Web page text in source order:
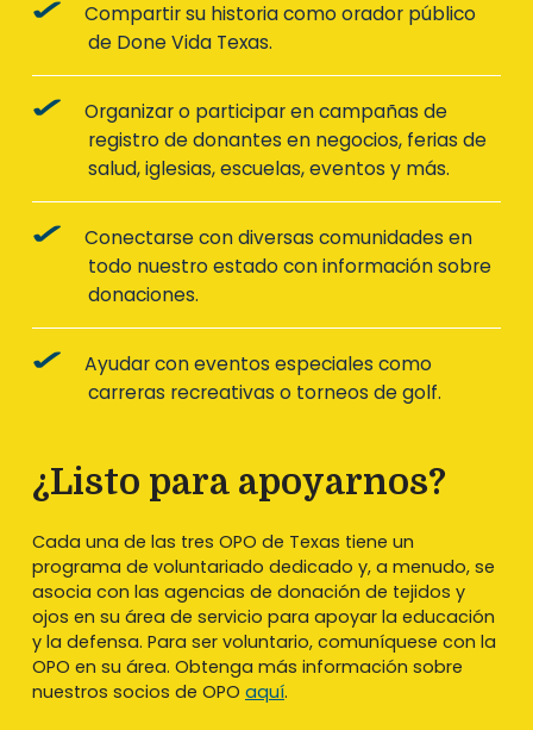
Compartir su historia como orador público
de Done Vida Texas.
Organizar o participar en campañas de
registro de donantes en negocios, ferias de
salud, iglesias, escuelas, eventos y más.
Conectarse con diversas comunidades en
todo nuestro estado con información sobre
donaciones.
Ayudar con eventos especiales como
carreras recreativas o torneos de golf.
¿Listo para apoyarnos?
Cada una de las tres OPO de Texas tiene un
programa de voluntariado dedicado y, a menudo, se
asocia con las agencias de donación de tejidos y
ojos en su área de servicio para apoyar la educación
y la defensa. Para ser voluntario, comuníquese con la
OPO en su área. Obtenga más información sobre
nuestros socios de OPO aquí.